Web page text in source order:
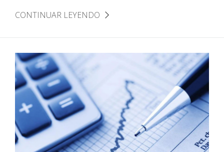
CONTINUAR LEYENDO